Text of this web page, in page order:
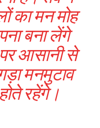
का मन मोह
बना लेंगे
आसानी से
मनमुटाव
रहेंगे।